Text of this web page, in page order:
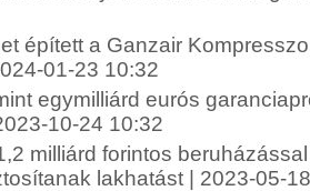
épített a Ganzair
01-23 10:32
egymilliárd eurós
10-24 10:32
milliárd forintos
lakhatást | 2023-05-